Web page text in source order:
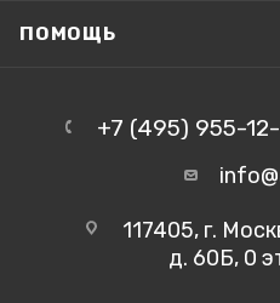
ПОМОЩЬ
+7 (495) 955-
117405, г.
д. 60Б, 0